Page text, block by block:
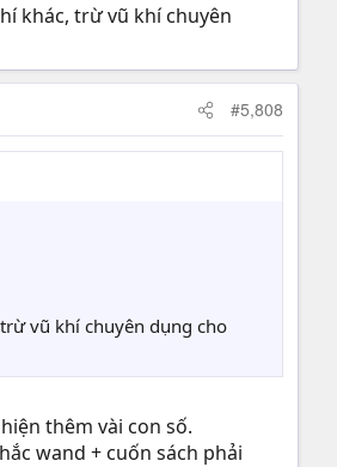
khác, trừ vũ khí chuyên
#5,808
vũ khí chuyên dụng cho
thêm vài con số.
wand + cuốn sách phải